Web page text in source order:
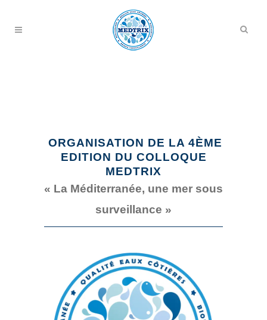
ORGANISATION DE LA 4ÈME
EDITION DU COLLOQUE
MEDTRIX
« La Méditerranée, une mer sous
surveillance »